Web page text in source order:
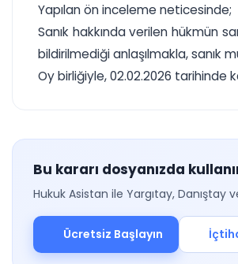
Yapılan ön inceleme neticesinde;
Sanık hakkında verilen hükmün
bildirilmediği anlaşılmakla, sanık
Oy birliğiyle, 02.02.2026 tarihinde
Bu kararı dosyanızda
Hukuk Asistan ile Yargıtay, Danıştay
Ücretsiz Başlayın